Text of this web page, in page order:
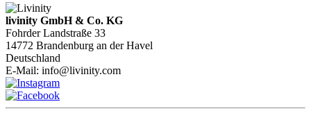
livinity GmbH & Co. KG
Fohrder Landstraße 33
14772 Brandenburg an der Havel
Deutschland
E-Mail: info@livinity.com